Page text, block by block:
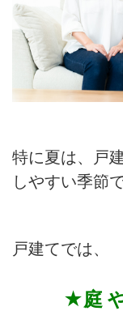
特に夏は、戸
しやすい季節で
戸建てでは、
★庭